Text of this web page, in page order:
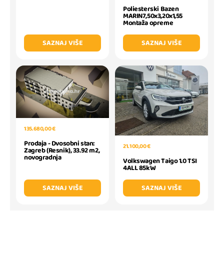
SAZNAJ VIŠE
Poliesterski Bazen
MARIN7,50x3,20x1,55
Montaža opreme
SAZNAJ VIŠE
135.680,00 €
Prodaja - Dvosobni stan:
Zagreb (Resnik), 33.92 m2,
novogradnja
SAZNAJ VIŠE
21.100,00 €
Volkswagen Taigo 1.0 TSI
4ALL 85kW
SAZNAJ VIŠE